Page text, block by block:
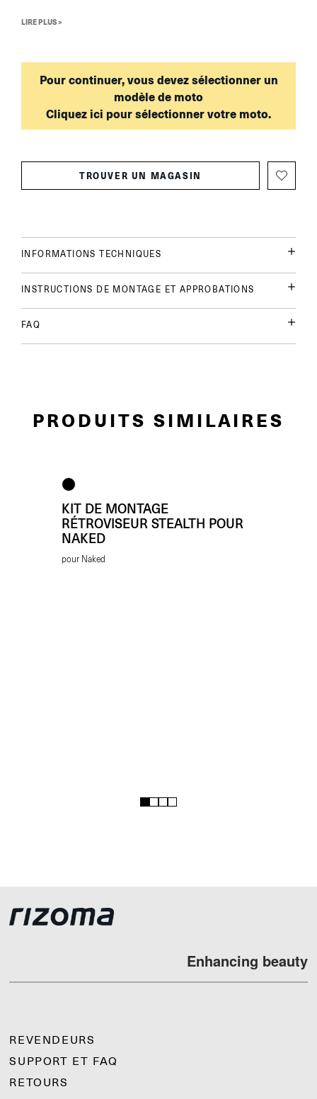
LIRE PLUS >
Pour continuer, vous devez sélectionner un
modèle de moto
Cliquez ici pour sélectionner votre moto.
TROUVER UN MAGASIN
INFORMATIONS TECHNIQUES
INSTRUCTIONS DE MONTAGE ET APPROBATIONS
FAQ
PRODUITS SIMILAIRES
KIT DE MONTAGE
RÉTROVISEUR STEALTH POUR
NAKED
pour Naked
1 2 3 4
Enhancing beauty
REVENDEURS
SUPPORT ET FAQ
RETOURS